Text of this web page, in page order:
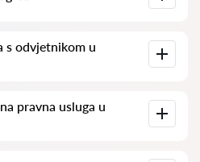
recenzije niti postoji
s odvjetnikom u
o složenosti pitanja i
pravna usluga u